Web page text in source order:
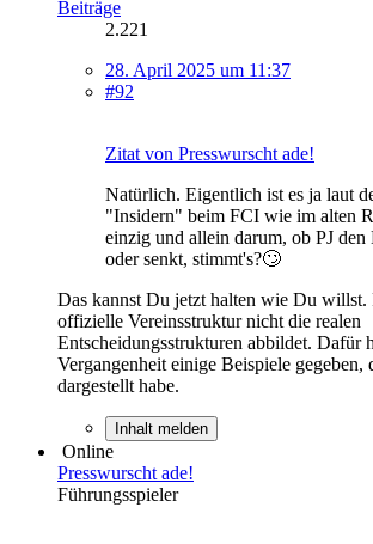
Beiträge
2.221
28. April 2025 um 11:37
#92
Zitat von Presswurscht ade!
Natürlich. Eigentlich ist es ja laut
"Insidern" beim FCI wie im alten
einzig und allein darum, ob PJ den
oder senkt, stimmt's?🙄
Das kannst Du jetzt halten wie Du willst.
offizielle Vereinsstruktur nicht die realen
Entscheidungsstrukturen abbildet. Dafür
Vergangenheit einige Beispiele gegeben,
dargestellt habe.
Inhalt melden
Online
Presswurscht ade!
Führungsspieler